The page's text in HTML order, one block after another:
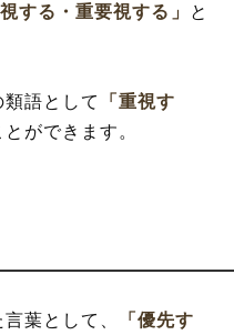
する・重要視する」
と
類語として
「重視す
ができます。
葉として、
「優先す